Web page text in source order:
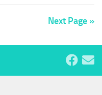
Next Page »